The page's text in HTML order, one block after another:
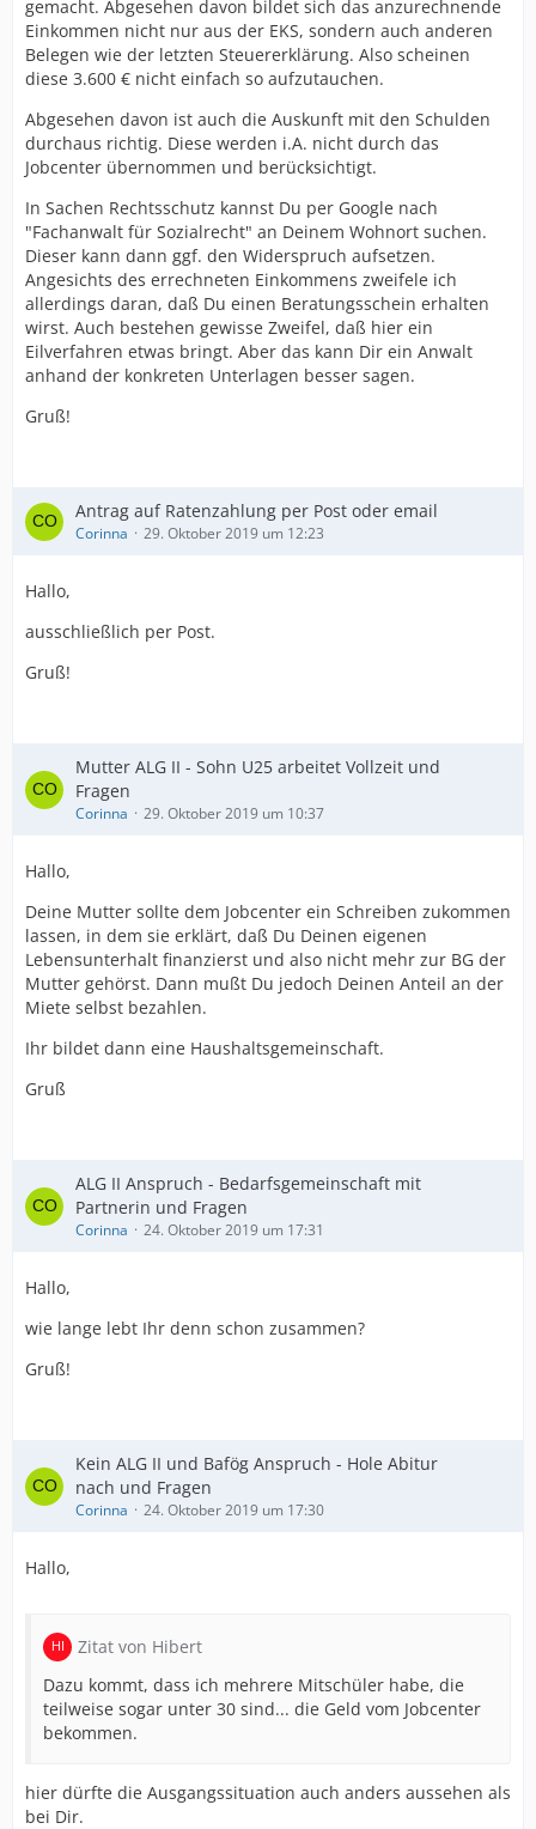
gemacht. Abgesehen davon bildet sich das anzurechnende
Einkommen nicht nur aus der EKS, sondern auch anderen
Belegen wie der letzten Steuererklärung. Also scheinen
diese 3.600 € nicht einfach so aufzutauchen.
Abgesehen davon ist auch die Auskunft mit den Schulden
durchaus richtig. Diese werden i.A. nicht durch das
Jobcenter übernommen und berücksichtigt.
In Sachen Rechtsschutz kannst Du per Google nach
"Fachanwalt für Sozialrecht" an Deinem Wohnort suchen.
Dieser kann dann ggf. den Widerspruch aufsetzen.
Angesichts des errechneten Einkommens zweifele ich
allerdings daran, daß Du einen Beratungsschein erhalten
wirst. Auch bestehen gewisse Zweifel, daß hier ein
Eilverfahren etwas bringt. Aber das kann Dir ein Anwalt
anhand der konkreten Unterlagen besser sagen.
Gruß!
Antrag auf Ratenzahlung per Post oder email
Corinna 29. Oktober 2019 um 12:23
Hallo,
ausschließlich per Post.
Gruß!
Mutter ALG II - Sohn U25 arbeitet Vollzeit und
Fragen
Corinna 29. Oktober 2019 um 10:37
Hallo,
Deine Mutter sollte dem Jobcenter ein Schreiben zukommen
lassen, in dem sie erklärt, daß Du Deinen eigenen
Lebensunterhalt finanzierst und also nicht mehr zur BG der
Mutter gehörst. Dann mußt Du jedoch Deinen Anteil an der
Miete selbst bezahlen.
Ihr bildet dann eine Haushaltsgemeinschaft.
Gruß
ALG II Anspruch - Bedarfsgemeinschaft mit
Partnerin und Fragen
Corinna 24. Oktober 2019 um 17:31
Hallo,
wie lange lebt Ihr denn schon zusammen?
Gruß!
Kein ALG II und Bafög Anspruch - Hole Abitur
nach und Fragen
Corinna 24. Oktober 2019 um 17:30
Hallo,
Zitat von Hibert
Dazu kommt, dass ich mehrere Mitschüler habe, die
teilweise sogar unter 30 sind... die Geld vom Jobcenter
bekommen.
hier dürfte die Ausgangssituation auch anders aussehen als
bei Dir.